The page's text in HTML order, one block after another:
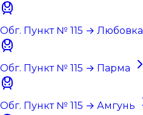
Обг. Пункт № 115 → Любовка
Обг. Пункт № 115 → Парма
Обг. Пункт № 115 → Амгунь